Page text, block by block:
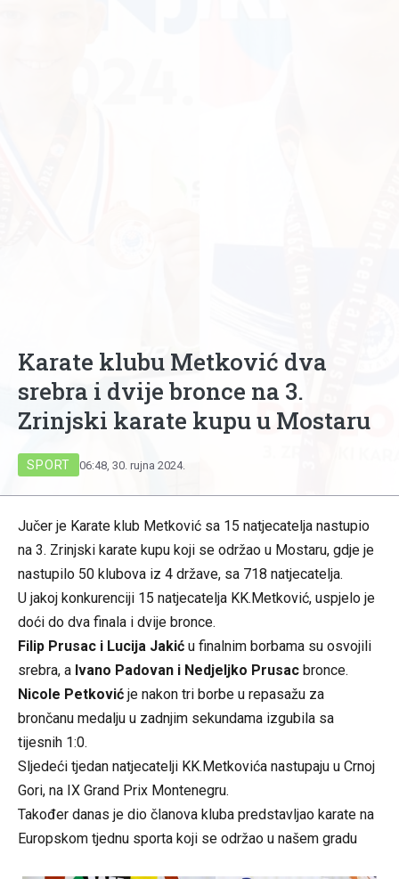
Karate klubu Metković dva
srebra i dvije bronce na 3.
Zrinjski karate kupu u Mostaru
SPORT 06:48, 30. rujna 2024.
Jučer je Karate klub Metković sa 15 natjecatelja nastupio
na 3. Zrinjski karate kupu koji se održao u Mostaru, gdje je
nastupilo 50 klubova iz 4 države, sa 718 natjecatelja.
U jakoj konkurenciji 15 natjecatelja KK.Metković, uspjelo je
doći do dva finala i dvije bronce.
Filip Prusac i Lucija Jakić u finalnim borbama su osvojili
srebra, a Ivano Padovan i Nedjeljko Prusac bronce.
Nicole Petković je nakon tri borbe u repasažu za
brončanu medalju u zadnjim sekundama izgubila sa
tijesnih 1:0.
Sljedeći tjedan natjecatelji KK.Metkovića nastupaju u Crnoj
Gori, na IX Grand Prix Montenegru.
Također danas je dio članova kluba predstavljao karate na
Europskom tjednu sporta koji se održao u našem gradu